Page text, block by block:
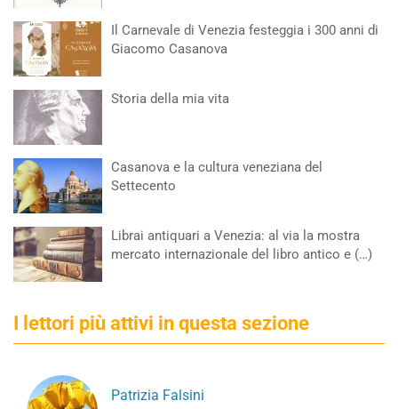
Il Carnevale di Venezia festeggia i 300 anni di
Giacomo Casanova
Storia della mia vita
Casanova e la cultura veneziana del
Settecento
Librai antiquari a Venezia: al via la mostra
mercato internazionale del libro antico e (…)
I lettori più attivi in questa sezione
Patrizia Falsini